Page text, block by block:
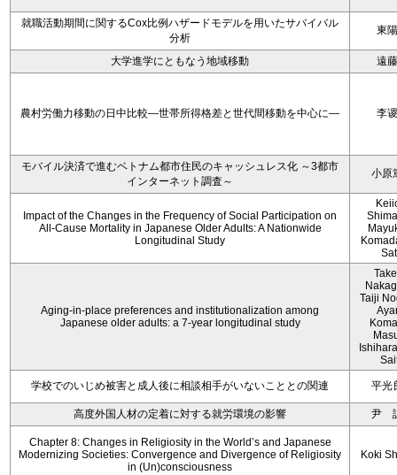
就職活動期間に関するCox比例ハザードモデルを用いたサバイバル
分析
東
大学進学にともなう地域移動 遠
農村労働力移動の日中比較―世帯所得格差と世代間移動を中心に― 李
モバイル決済で進むベトナム都市住民のキャッシュレス化 ～3都市
インターネット調査～
小原
Impact of the Changes in the Frequency of Social Participation on
All-Cause Mortality in Japanese Older Adults: A Nationwide
Longitudinal Study
Aging-in-place preferences and institutionalization among
Japanese older adults: a 7-year longitudinal study
Taiji
学校でのいじめ被害と成人後に相談相手がいないこととの関連 平光
高度外国人材の定着に対する就労環境の影響 尹
Chapter 8: Changes in Religiosity in the World’s and Japanese
Modernizing Societies: Convergence and Divergence of Religiosity
in (Un)consciousness
Koki